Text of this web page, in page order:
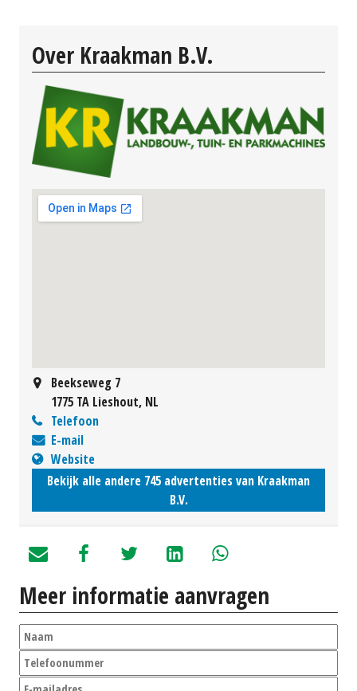
Over Kraakman B.V.
Beekseweg 7
1775 TA Lieshout, NL
Telefoon
E-mail
Website
Bekijk alle andere 745 advertenties van Kraakman
B.V.
Meer informatie aanvragen